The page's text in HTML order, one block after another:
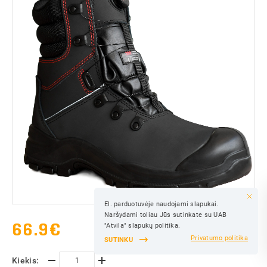
66.9€
Kiekis:
El. parduotuvėje naudojami slapukai.
Naršydami toliau Jūs sutinkate su UAB
"Atvila" slapukų politika.
SUTINKU
Privatumo politika
IŠSAUGOTI
IŠSAUGOTI